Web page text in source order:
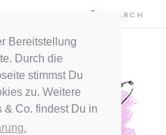
Bereitstellung
Durch die
stimmst Du
zu. Weitere
& Co. findest Du in